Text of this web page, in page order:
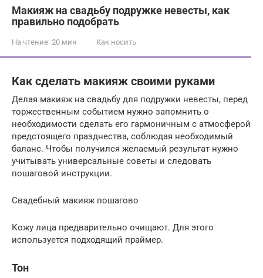
Макияж на свадьбу подружке невесты, как
правильно подобрать
На чтение: 20 мин Как носить
Как сделать макияж своими руками
Делая макияж на свадьбу для подружки невесты, перед
торжественным событием нужно запомнить о
необходимости сделать его гармоничным с атмосферой
предстоящего празднества, соблюдая необходимый
баланс. Чтобы получился желаемый результат нужно
учитывать универсальные советы и следовать
пошаговой инструкции.
Свадебный макияж пошагово
Кожу лица предварительно очищают. Для этого
используется подходящий праймер.
Тон